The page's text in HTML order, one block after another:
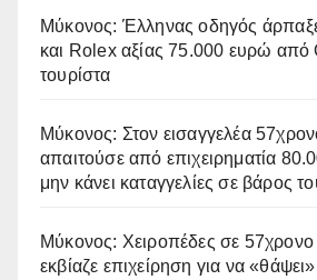
Μύκονος: Έλληνας οδηγός
και Rolex αξίας 75.000 ευρώ
τουρίστα
Μύκονος: Στον εισαγγελέα
απαιτούσε από επιχειρηματία
μην κάνει καταγγελίες σε βάρος
Μύκονος: Χειροπέδες σε 57χρονο
εκβίαζε επιχείρηση για να